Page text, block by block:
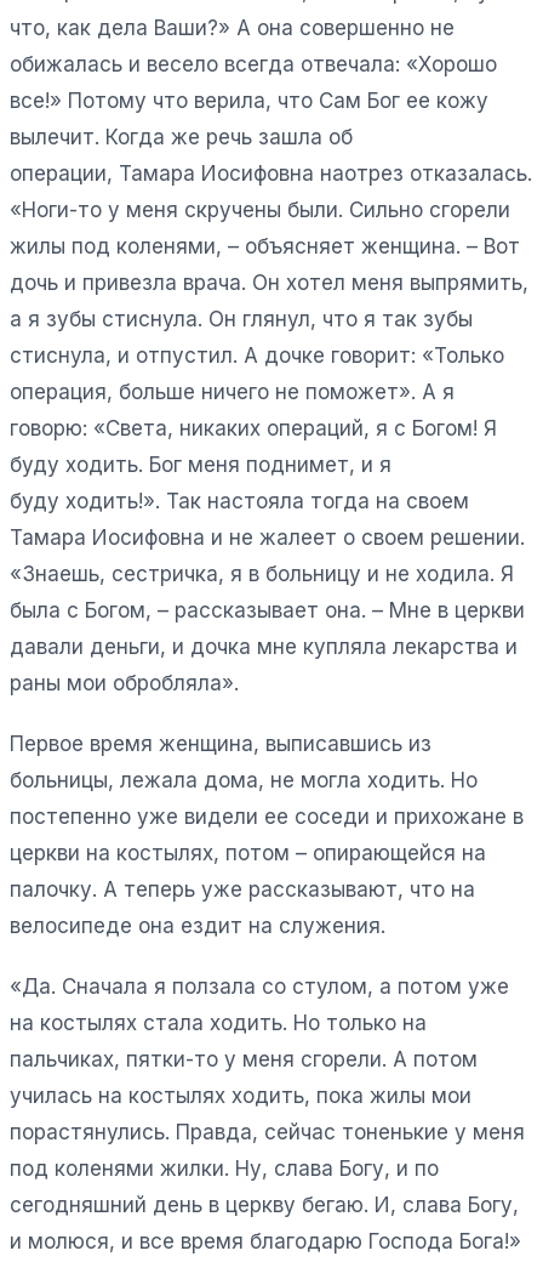
что, как дела Ваши?» А она совершенно не
обижалась и весело всегда отвечала: «Хорошо
все!» Потому что верила, что Сам Бог ее кожу
вылечит. Когда же речь зашла об
операции, Тамара Иосифовна наотрез отказалась.
«Ноги-то у меня скручены были. Сильно сгорели
жилы под коленями, – объясняет женщина. – Вот
дочь и привезла врача. Он хотел меня выпрямить,
а я зубы стиснула. Он глянул, что я так зубы
стиснула, и отпустил. А дочке говорит: «Только
операция, больше ничего не поможет». А я
говорю: «Света, никаких операций, я с Богом! Я
буду ходить. Бог меня поднимет, и я
буду ходить!». Так настояла тогда на своем
Тамара Иосифовна и не жалеет о своем решении.
«Знаешь, сестричка, я в больницу и не ходила. Я
была с Богом, – рассказывает она. – Мне в церкви
давали деньги, и дочка мне купляла лекарства и
раны мои обробляла».
Первое время женщина, выписавшись из
больницы, лежала дома, не могла ходить. Но
постепенно уже видели ее соседи и прихожане в
церкви на костылях, потом – опирающейся на
палочку. А теперь уже рассказывают, что на
велосипеде она ездит на служения.
«Да. Сначала я ползала со стулом, а потом уже
на костылях стала ходить. Но только на
пальчиках, пятки-то у меня сгорели. А потом
училась на костылях ходить, пока жилы мои
порастянулись. Правда, сейчас тоненькие у меня
под коленями жилки. Ну, слава Богу, и по
сегодняшний день в церкву бегаю. И, слава Богу,
и молюся, и все время благодарю Господа Бога!»